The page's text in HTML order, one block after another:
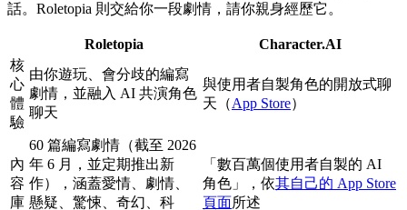
話。Roletopia 則交給你一段劇情，請你親身經歷它。
Roletopia
Character.AI
核
心
體
驗
由你遊玩、會分歧的編寫
劇情，並融入 AI 共演角色
聊天
與使用者自製角色的開放式聊
天（App Store）
內
容
庫
60 篇編寫劇情（截至 2026
年 6 月，並定期推出新
作），涵蓋愛情、劇情、
懸疑、驚悚、奇幻、科
「數百萬個使用者自製的 AI
角色」，依其自己的 App Store
頁面所述